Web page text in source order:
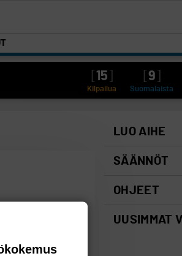
15 9
Kilpailua Suomalaista
LUO AIHE
SÄÄNNÖT
OHJEET
UUSIMMAT